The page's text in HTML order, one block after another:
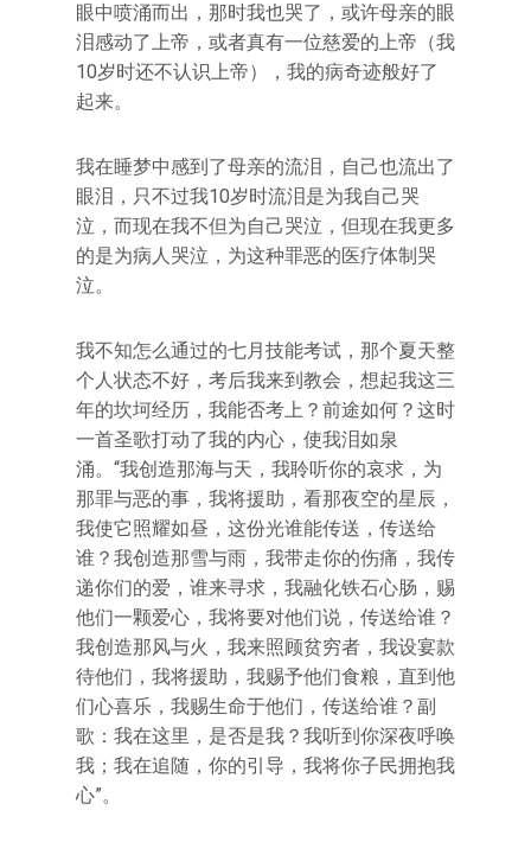
眼中喷涌而出，那时我也哭了，或许母亲的眼
泪感动了上帝，或者真有一位慈爱的上帝（我
10岁时还不认识上帝），我的病奇迹般好了
起来。
我在睡梦中感到了母亲的流泪，自己也流出了
眼泪，只不过我10岁时流泪是为我自己哭
泣，而现在我不但为自己哭泣，但现在我更多
的是为病人哭泣，为这种罪恶的医疗体制哭
泣。
我不知怎么通过的七月技能考试，那个夏天整
个人状态不好，考后我来到教会，想起我这三
年的坎坷经历，我能否考上？前途如何？这时
一首圣歌打动了我的内心，使我泪如泉
涌。“我创造那海与天，我聆听你的哀求，为
那罪与恶的事，我将援助，看那夜空的星辰，
我使它照耀如昼，这份光谁能传送，传送给
谁？我创造那雪与雨，我带走你的伤痛，我传
递你们的爱，谁来寻求，我融化铁石心肠，赐
他们一颗爱心，我将要对他们说，传送给谁？
我创造那风与火，我来照顾贫穷者，我设宴款
待他们，我将援助，我赐予他们食粮，直到他
们心喜乐，我赐生命于他们，传送给谁？副
歌：我在这里，是否是我？我听到你深夜呼唤
我；我在追随，你的引导，我将你子民拥抱我
心”。